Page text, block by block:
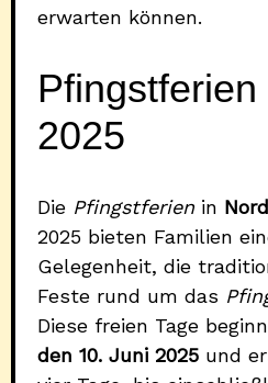
erwarten können.
2025
Die Pfingstferienin
2025 bieten Familien
Gelegenheit, die
Feste rund um das
Diese freien Tage
den 10. Juni 2025 und